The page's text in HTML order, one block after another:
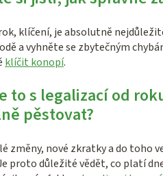
klíčení, je absolutně
a vyhněte se zbytečným
klíčit konopí.
to s legalizací od
pěstovat?
změny, nové zkratky a do toho
proto důležité vědět, co platí